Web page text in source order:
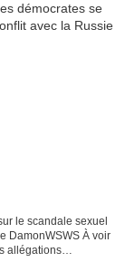
le scandale sexuel
DamonWSWS À voir
allégations